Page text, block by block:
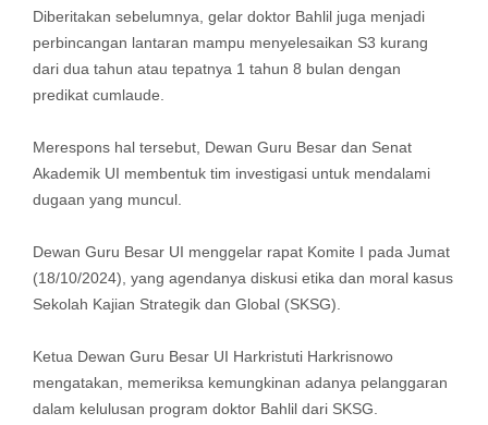
Diberitakan sebelumnya, gelar doktor Bahlil juga menjadi
perbincangan lantaran mampu menyelesaikan S3 kurang
dari dua tahun atau tepatnya 1 tahun 8 bulan dengan
predikat cumlaude.
Merespons hal tersebut, Dewan Guru Besar dan Senat
Akademik UI membentuk tim investigasi untuk mendalami
dugaan yang muncul.
Dewan Guru Besar UI menggelar rapat Komite I pada Jumat
(18/10/2024), yang agendanya diskusi etika dan moral kasus
Sekolah Kajian Strategik dan Global (SKSG).
Ketua Dewan Guru Besar UI Harkristuti Harkrisnowo
mengatakan, memeriksa kemungkinan adanya pelanggaran
dalam kelulusan program doktor Bahlil dari SKSG.